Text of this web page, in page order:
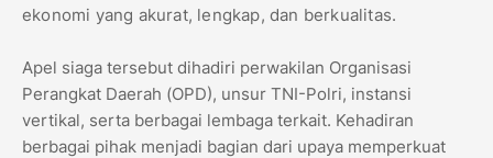
ekonomi yang akurat, lengkap, dan berkualitas.
Apel siaga tersebut dihadiri perwakilan Organisasi
Perangkat Daerah (OPD), unsur TNI-Polri, instansi
vertikal, serta berbagai lembaga terkait. Kehadiran
berbagai pihak menjadi bagian dari upaya memperkuat